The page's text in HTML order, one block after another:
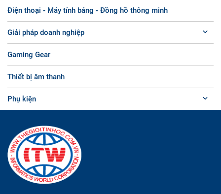
Điện thoại - Máy tính bảng - Đồng hồ thông minh
Giải pháp doanh nghiệp
Gaming Gear
Thiết bị âm thanh
Phụ kiện